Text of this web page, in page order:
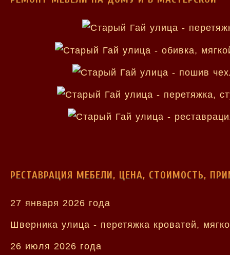
РЕСТАВРАЦИЯ МЕБЕЛИ, ЦЕНА, СТОИМОСТЬ,
27 января 2026 года
Шверника улица - перетяжка кроватей,
26 июля 2026 года